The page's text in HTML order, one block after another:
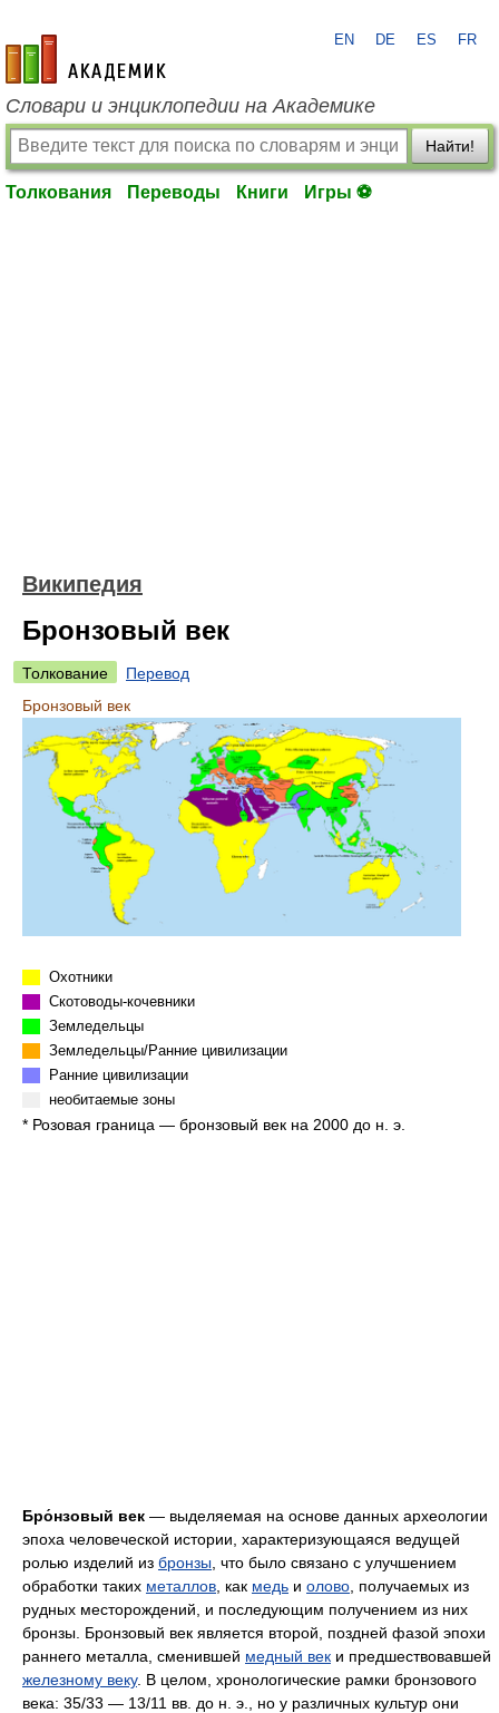
academic.ru
EN DE ES FR
Словари и энциклопедии на Академике
Найти!
Толкования Переводы Книги Игры ⚽
Википедия
Бронзовый век
Толкование
Перевод
Бронзовый век
Охотники
Скотоводы-кочевники
Земледельцы
Земледельцы/Ранние цивилизации
Ранние цивилизации
необитаемые зоны
* Розовая граница — бронзовый век на 2000 до н. э.
Бро́нзовый век — выделяемая на основе данных археологии
эпоха человеческой истории, характеризующаяся ведущей
ролью изделий из бронзы , что было связано с улучшением
обработки таких металлов , как медь и олово , получаемых из
рудных месторождений, и последующим получением из них
бронзы. Бронзовый век является второй, поздней фазой эпохи
раннего металла, сменившей медный век и предшествовавшей
железному веку. В целом, хронологические рамки бронзового
века: 35/33 — 13/11 вв. до н. э., но у различных культур они